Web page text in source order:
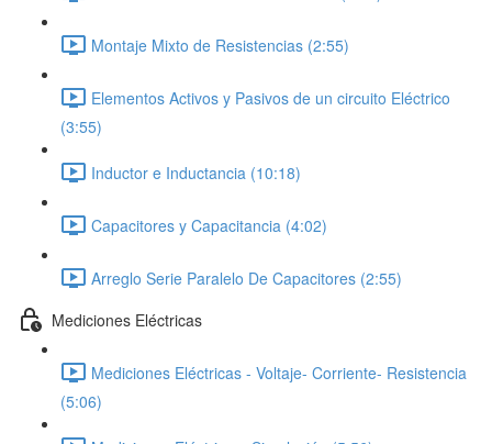
Montaje Mixto de Resistencias (2:55)
Elementos Activos y Pasivos de un circuito Eléctrico
(3:55)
Inductor e Inductancia (10:18)
Capacitores y Capacitancia (4:02)
Arreglo Serie Paralelo De Capacitores (2:55)
Mediciones Eléctricas
Mediciones Eléctricas - Voltaje- Corriente- Resistencia
(5:06)